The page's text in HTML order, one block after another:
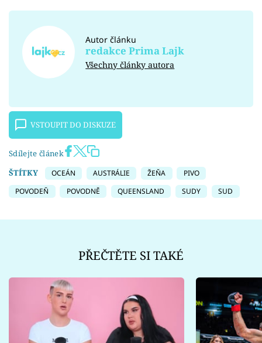
Autor článku
redakce Prima Lajk
Všechny články autora
VSTOUPIT DO DISKUZE
Sdílejte článek
ŠTÍTKY
OCEÁN AUSTRÁLIE ŽEŇA
PIVO
POVODEŇ
POVODNĚ QUEENSLAND SUDY SUD
PŘEČTĚTE SI TAKÉ